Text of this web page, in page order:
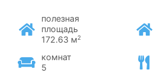
полезная
площадь
172.63 м2
комнат
5